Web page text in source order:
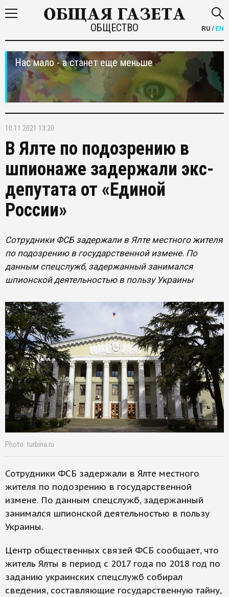
ОБЩЕСТВО RU /EN
Нас мало - а станет еще меньше
10.11.2021 13:20
В Ялте по подозрению в
шпионаже задержали экс-
депутата от «Единой
России»
Сотрудники ФСБ задержали в Ялте местного жителя
по подозрению в государственной измене. По
данным спецслужб, задержанный занимался
шпионской деятельностью в пользу Украины
Photo: turbina.ru
Сотрудники ФСБ задержали в Ялте местного
жителя по подозрению в государственной
измене. По данным спецслужб, задержанный
занимался шпионской деятельностью в пользу
Украины.
Центр общественных связей ФСБ сообщает, что
житель Ялты в период с 2017 года по 2018 год по
заданию украинских спецслужб собирал
сведения, составляющие государственную тайну,